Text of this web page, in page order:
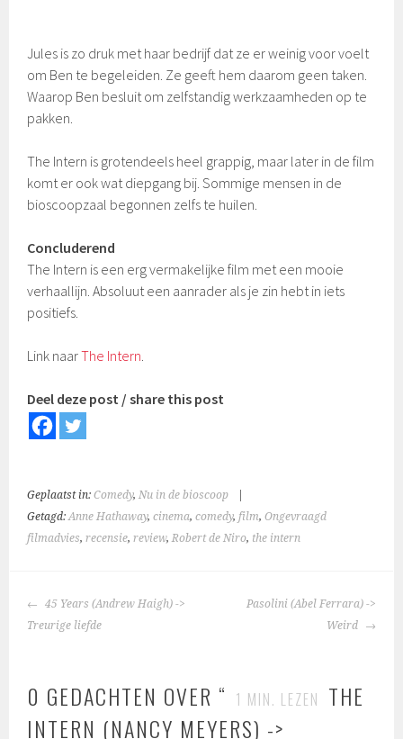
Jules is zo druk met haar bedrijf dat ze er weinig voor voelt
om Ben te begeleiden. Ze geeft hem daarom geen taken.
Waarop Ben besluit om zelfstandig werkzaamheden op te
pakken.
The Intern is grotendeels heel grappig, maar later in de film
komt er ook wat diepgang bij. Sommige mensen in de
bioscoopzaal begonnen zelfs te huilen.
Concluderend
The Intern is een erg vermakelijke film met een mooie
verhaallijn. Absoluut een aanrader als je zin hebt in iets
positiefs.
Link naarThe Intern
Deel deze post / share this post
Geplaatst in:Comedy, Nu in de bioscoop
Getagd:Anne Hathaway,cinema,comedy, film,Ongevraagd
filmadvies,recensie,review, Robert de Niro, the intern
BERICHTNAVIGATIE
45 Years (Andrew Haigh) ->
Treurige liefde
Pasolini (Abel Ferrara) ->
Weird
0 GEDACHTEN OVER “ 1 MIN. LEZEN THE
INTERN (NANCY MEYERS) ->